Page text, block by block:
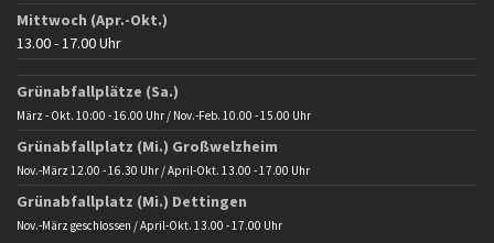
Mittwoch (Apr.-Okt.)
13.00 - 17.00 Uhr
Grünabfallplätze (Sa.)
März - Okt. 10:00 - 16.00 Uhr / Nov.-Feb. 10.00 - 15.00 Uhr
Grünabfallplatz (Mi.) Großwelzheim
Nov.-März 12.00 - 16.30 Uhr / April-Okt. 13.00 - 17.00 Uhr
Grünabfallplatz (Mi.) Dettingen
Nov.-März geschlossen / April-Okt. 13.00 - 17.00 Uhr